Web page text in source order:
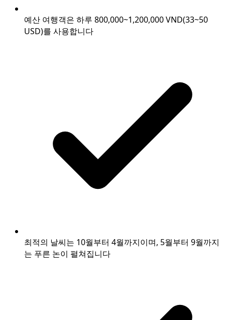
예산 여행객은 하루 800,000~1,200,000 VND(33~50
USD)를 사용합니다
최적의 날씨는 10월부터 4월까지이며, 5월부터 9월까지
는 푸른 논이 펼쳐집니다